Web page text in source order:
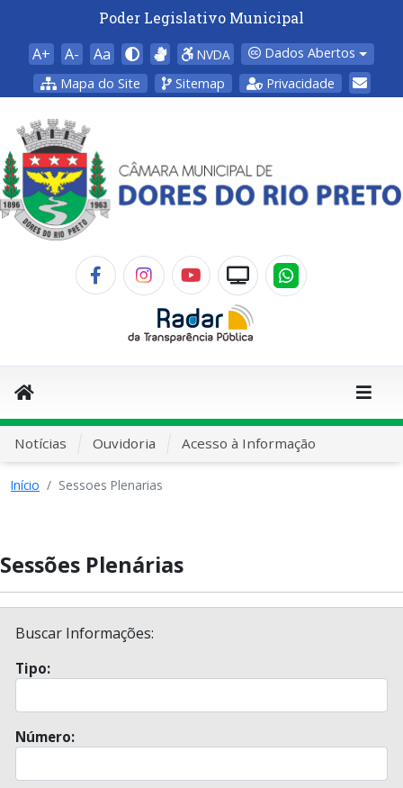
Poder Legislativo Municipal
A+ A- Aa NVDA
Dados Abertos
Mapa do Site
Sitemap Privacidade
Notícias Ouvidoria Acesso à Informação
Início Sessoes Plenarias
Sessões Plenárias
Buscar Informações:
Tipo:
Número: